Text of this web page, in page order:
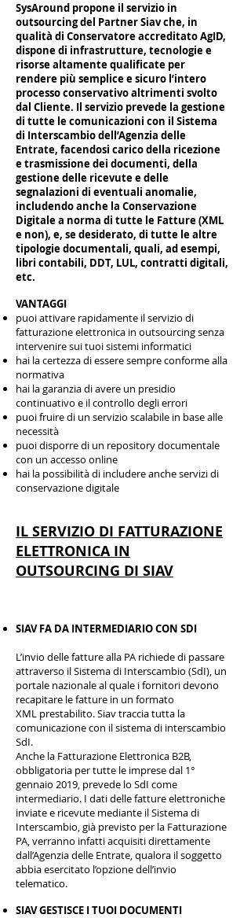
SysAround propone il servizio in
outsourcing del Partner Siav che, in
qualità di Conservatore accreditato AgID,
dispone di infrastrutture, tecnologie e
risorse altamente qualificate per
rendere più semplice e sicuro l’intero
processo conservativo altrimenti svolto
dal Cliente. Il servizio prevede la gestione
di tutte le comunicazioni con il Sistema
di Interscambio dell’Agenzia delle
Entrate, facendosi carico della ricezione
e trasmissione dei documenti, della
gestione delle ricevute e delle
segnalazioni di eventuali anomalie,
includendo anche la Conservazione
Digitale a norma di tutte le Fatture (XML
e non), e, se desiderato, di tutte le altre
tipologie documentali, quali, ad esempi,
libri contabili, DDT, LUL, contratti digitali,
etc.
VANTAGGI
puoi attivare rapidamente il servizio di
fatturazione elettronica in outsourcing senza
intervenire sui tuoi sistemi informatici
hai la certezza di essere sempre conforme alla
normativa
hai la garanzia di avere un presidio
continuativo e il controllo degli errori
puoi fruire di un servizio scalabile in base alle
necessità
puoi disporre di un repository documentale
con un accesso online
hai la possibilità di includere anche servizi di
conservazione digitale
IL SERVIZIO DI FATTURAZIONE
ELETTRONICA IN
OUTSOURCING DI SIAV
SIAV FA DA INTERMEDIARIO CON SDI
L’invio delle fatture alla PA richiede di passare
attraverso il Sistema di Interscambio (SdI), un
portale nazionale al quale i fornitori devono
recapitare le fatture in un formato
XML prestabilito. Siav traccia tutta la
comunicazione con il sistema di interscambio
SdI.
Anche la Fatturazione Elettronica B2B,
obbligatoria per tutte le imprese dal 1°
gennaio 2019, prevede lo SdI come
intermediario. I dati delle fatture elettroniche
inviate e ricevute mediante il Sistema di
Interscambio, già previsto per la Fatturazione
PA, verranno infatti acquisiti direttamente
dall’Agenzia delle Entrate, qualora il soggetto
abbia esercitato l’opzione dell’invio
telematico.
SIAV GESTISCE I TUOI DOCUMENTI